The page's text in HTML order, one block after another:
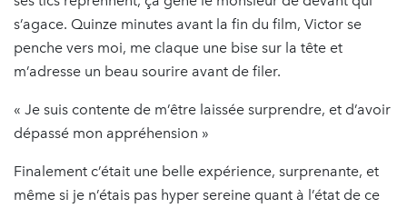
s’agace. Quinze minutes avant la fin du film, Victor se
penche vers moi, me claque une bise sur la tête et
m’adresse un beau sourire avant de filer.
« Je suis contente de m’être laissée surprendre, et d’avoir
dépassé mon appréhension »
Finalement c’était une belle expérience, surprenante, et
même si je n’étais pas hyper sereine quant à l’état de ce